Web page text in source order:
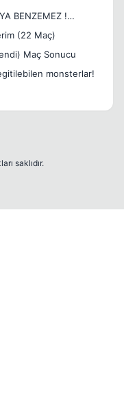
BENZEMEZ !
(22 Maç)
(Anket Eklendi) Maç Sonucu
monsterlar!
saklıdır.